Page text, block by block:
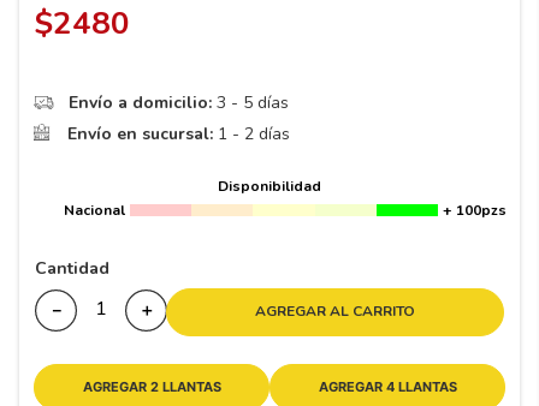
$2480
Envío a domicilio: 3 - 5 días
Envío en sucursal: 1 - 2 días
Disponibilidad
Nacional
+ 100pzs
Cantidad
＋
－ AGREGAR AL CARRITO
AGREGAR 2 LLANTAS AGREGAR 4 LLANTAS